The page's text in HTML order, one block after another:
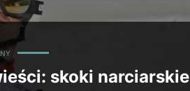
Oto co ujawnił zawodnik.
skoki narciarskie